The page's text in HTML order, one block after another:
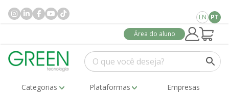
EN PT
Área do aluno
Categorias Plataformas Empresas